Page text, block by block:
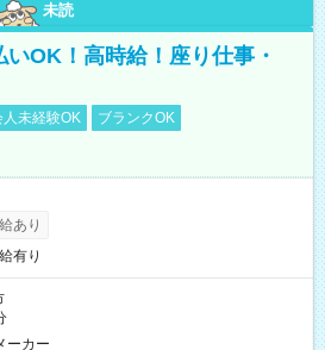
未読
OK！高時給！座り仕事・
人未経験OK
ブランクOK
あり
有り
ーカー